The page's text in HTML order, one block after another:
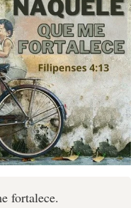
fortalece.